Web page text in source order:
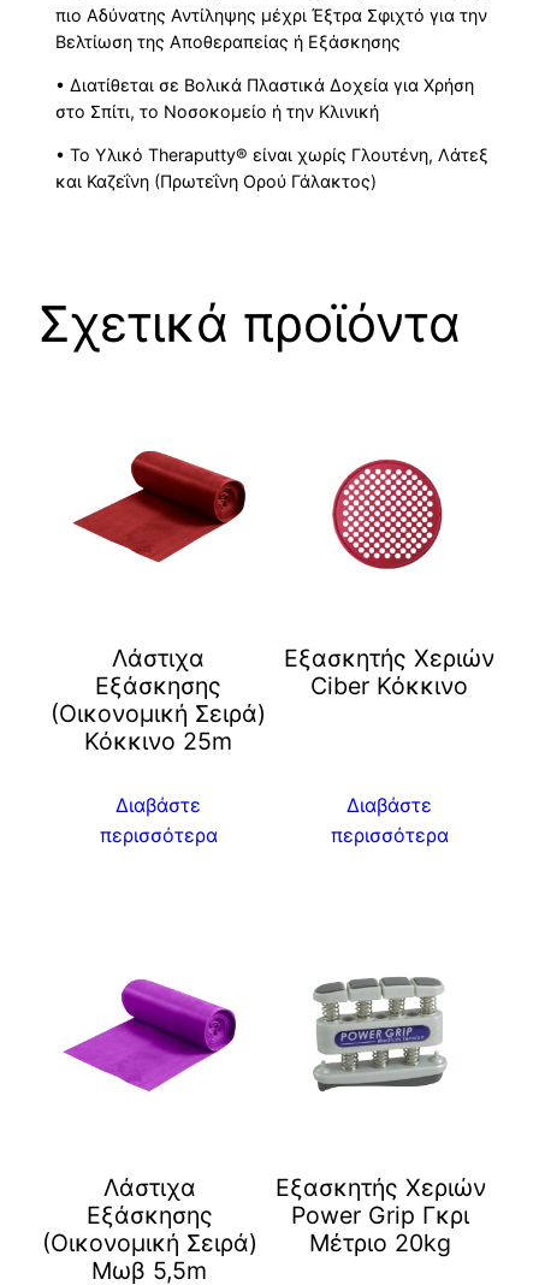
πιο Αδύνατης Αντίληψης μέχρι Έξτρα Σφιχτό για την
Βελτίωση της Αποθεραπείας ή Εξάσκησης
• Διατίθεται σε Βολικά Πλαστικά Δοχεία για Χρήση
στο Σπίτι, το Νοσοκομείο ή την Κλινική
• Το Υλικό Theraputty®είναι χωρίς Γλουτένη, Λάτεξ
και Καζεΐνη (Πρωτεΐνη Ορού Γάλακτος)
Σχετικά προϊόντα
Λάστιχα
Εξάσκησης
(Οικονομική Σειρά)
Κόκκινο 25m
Διαβάστε
περισσότερα
Eξασκητής Χεριών
Ciber Κόκκινο
Διαβάστε
περισσότερα
Λάστιχα
Εξάσκησης
(Οικονομική Σειρά)
Μωβ 5,5m
Εξασκητής Χεριών
Power Grip Γκρι
Μέτριο 20kg